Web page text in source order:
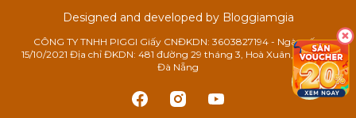
Designed and developed by Bloggiamgia
CÔNG TY TNHH PIGGI Giấy CNĐKDN: 3603827194 - Ngày cấp:
15/10/2021 Địa chỉ ĐKDN: 481 đường 29 tháng 3, Hoà Xuân, Cẩm Lệ,
Đà Nẵng